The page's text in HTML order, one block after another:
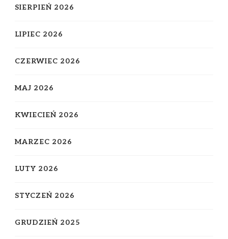
SIERPIEŃ 2026
LIPIEC 2026
CZERWIEC 2026
MAJ 2026
KWIECIEŃ 2026
MARZEC 2026
LUTY 2026
STYCZEŃ 2026
GRUDZIEŃ 2025